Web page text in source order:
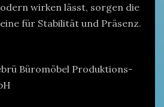
wirken lässt, sorgen die
für Stabilität und Präsenz.
Büromöbel Produktions-